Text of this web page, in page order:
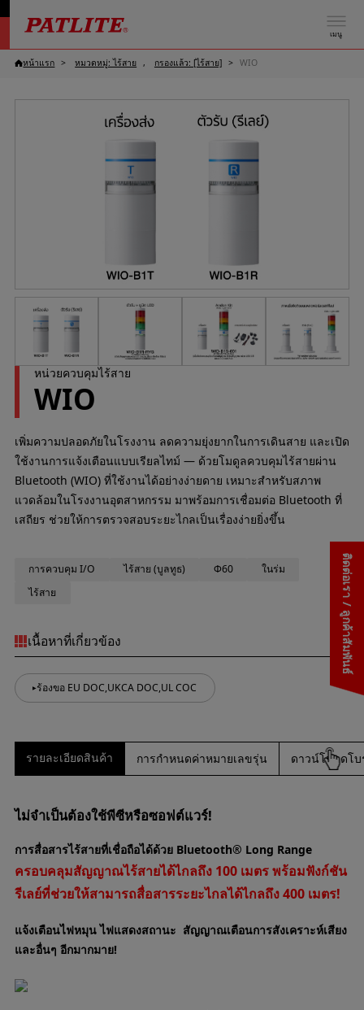
เมนู
ติดต่อเรา / ลูกค้าสัมพันธ์
หน้าแรก หมวดหมู่: ไร้สาย กรองแล้ว: [ไร้สาย] WIO
หน่วยควบคุมไร้สาย
WIO
เพิ่มความปลอดภัยในโรงงาน ลดความยุ่งยากในการเดินสาย และเปิด
ใช้งานการแจ้งเตือนแบบเรียลไทม์ — ด้วยโมดูลควบคุมไร้สายผ่าน
Bluetooth (WIO) ที่ใช้งานได้อย่างง่ายดาย เหมาะสำหรับสภาพ
แวดล้อมในโรงงานอุตสาหกรรม มาพร้อมการเชื่อมต่อ Bluetooth ที่
เสถียร ช่วยให้การตรวจสอบระยะไกลเป็นเรื่องง่ายยิ่งขึ้น
การควบคุม I/O ไร้สาย (บูลทูธ) Φ60
ในร่ม
ไร้สาย
เนื้อหาที่เกี่ยวข้อง
ร้องขอ EU DOC,UKCA DOC,UL COC
รายละเอียดสินค้า การกำหนดค่าหมายเลขรุ่น ดาวน์โหลดโ
ไม่จำเป็นต้องใช้พีซีหรือซอฟต์แวร์!
การสื่อสารไร้สายที่เชื่อถือได้ด้วย Bluetooth® Long Range
ครอบคลุมสัญญาณไร้สายได้ไกลถึง 100 เมตร พร้อมฟังก์ชัน
รีเลย์ที่ช่วยให้สามารถสื่อสารระยะไกลได้ไกลถึง 400 เมตร!
แจ้งเตือนไฟหมุน ไฟแสดงสถานะ สัญญาณเตือนการสังเคราะห์เสียง
และอื่นๆ อีกมากมาย!